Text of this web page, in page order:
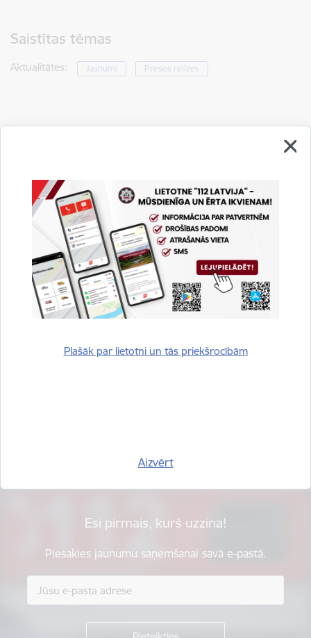
Plašāk par lietotni un tās priekšrocībām
Aizvērt
Saistītas tēmas
Aktualitātes: Jaunumi Preses relīzes
Esi pirmais, kurš uzzina!
Piesakies jaunumu saņemšanai savā e-pastā.